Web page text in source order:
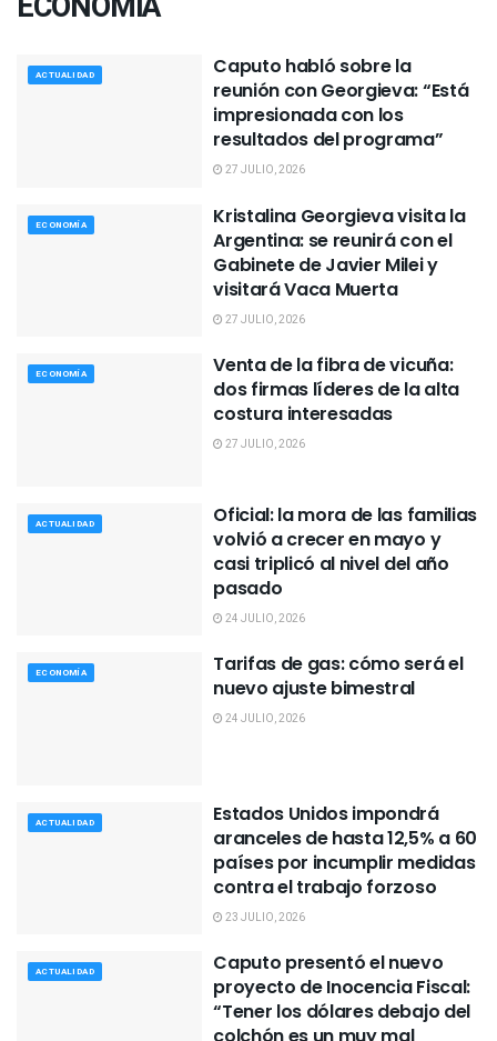
ACTUALIDAD
Caputo habló sobre la
reunión con Georgieva: “Está
impresionada con los
resultados del programa”
27 JULIO, 2026
ECONOMÍA
Kristalina Georgieva visita la
Argentina: se reunirá con el
Gabinete de Javier Milei y
visitará Vaca Muerta
27 JULIO, 2026
ECONOMÍA
Venta de la fibra de vicuña:
dos firmas líderes de la alta
costura interesadas
27 JULIO, 2026
ACTUALIDAD
Oficial: la mora de las familias
volvió a crecer en mayo y
casi triplicó al nivel del año
pasado
24 JULIO, 2026
ECONOMÍA
Tarifas de gas: cómo será el
nuevo ajuste bimestral
24 JULIO, 2026
ACTUALIDAD
Estados Unidos impondrá
aranceles de hasta 12,5% a 60
países por incumplir medidas
contra el trabajo forzoso
23 JULIO, 2026
ACTUALIDAD
Caputo presentó el nuevo
proyecto de Inocencia Fiscal:
“Tener los dólares debajo del